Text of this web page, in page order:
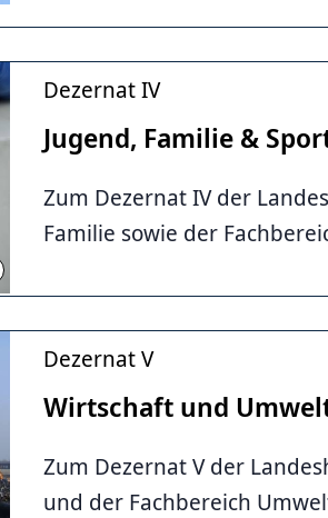
Mark Mühlhaus
Dezernat IV
Jugend, Familie &
Zum Dezernat IV der
Familie sowie der
Dezernat V
Wirtschaft und
Zum Dezernat V der
und der Fachbereich